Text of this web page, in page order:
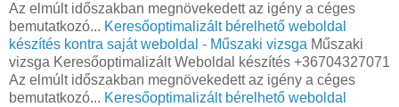
Az elmúlt időszakban megnövekedett az igény a céges
bemutatkozó... Keresőoptimalizált bérelhető weboldal
készítés kontra saját weboldal - Műszaki vizsga Műszaki
vizsga Keresőoptimalizált Weboldal készítés +36704327071
Az elmúlt időszakban megnövekedett az igény a céges
bemutatkozó... Keresőoptimalizált bérelhető weboldal